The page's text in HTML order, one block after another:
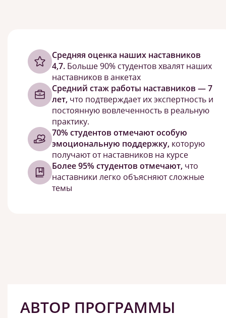
Cредняя оценка наших наставников
4,7. Больше 90% студентов хвалят наших
наставников в анкетах
Средний стаж работы наставников — 7
лет, что подтверждает их экспертность и
постоянную вовлеченность в реальную
практику.
70% студентов отмечают особую
эмоциональную поддержку, которую
получают от наставников на курсе
Более 95% студентов отмечают, что
наставники легко объясняют сложные
темы
АВТОР ПРОГРАММЫ